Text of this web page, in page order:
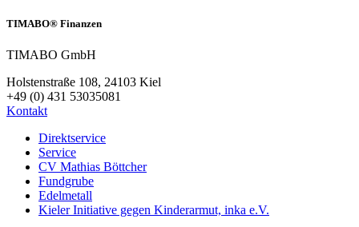
TIMABO® Finanzen
TIMABO GmbH
Holstenstraße 108, 24103 Kiel
+49 (0) 431 53035081
Kontakt
Direktservice
Service
CV Mathias Böttcher
Fundgrube
Edelmetall
Kieler Initiative gegen Kinderarmut, inka e.V.